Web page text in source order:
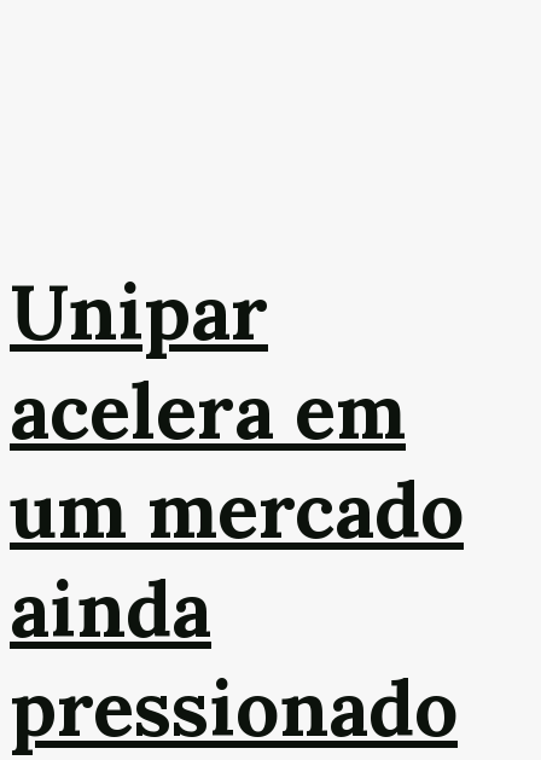
Unipar
acelera em
um mercado
ainda
pressionado